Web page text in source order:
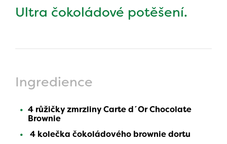
Ultra čokoládové potěšení.
Ingredience
4 růžičky zmrzliny Carte d´Or Chocolate
Brownie
4 kolečka čokoládového brownie dortu